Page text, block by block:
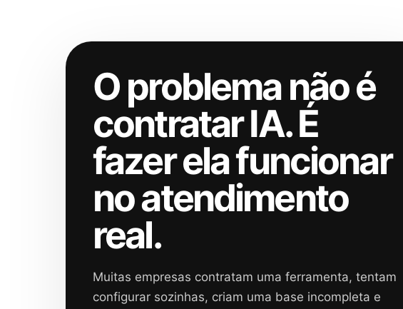
O problema não é
contratar IA. É
fazer ela funcionar
no atendimento
real.
Muitas empresas contratam uma ferramenta, tentam
configurar sozinhas, criam uma base incompleta e